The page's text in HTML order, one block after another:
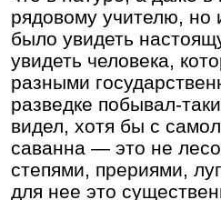
рядовому учителю, но
было увидеть
увидеть человека,
разными
разведке побывал-
видел, хотя бы с
саванна — это не
степями, прериями,
для нее это